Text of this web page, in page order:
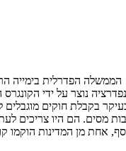
הממשלה הפדרלית בימייה
בקבלת חוקים מוגבלים
מסים. הם היו צריכים
אחת מן המדינות הוקמו